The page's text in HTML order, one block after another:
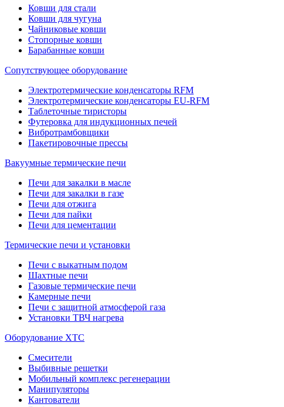
Ковши для стали
Ковши для чугуна
Чайниковые ковши
Стопорные ковши
Барабанные ковши
Сопутствующее оборудование
Электротермические конденсаторы RFM
Электротермические конденсаторы EU-RFM
Таблеточные тиристоры
Футеровка для индукционных печей
Вибротрамбовщики
Пакетировочные прессы
Вакуумные термические печи
Печи для закалки в масле
Печи для закалки в газе
Печи для отжига
Печи для пайки
Печи для цементации
Термические печи и установки
Печи с выкатным подом
Шахтные печи
Газовые термические печи
Камерные печи
Печи с защитной атмосферой газа
Установки ТВЧ нагрева
Оборудование ХТС
Смесители
Выбивные решетки
Мобильный комплекс регенерации
Манипуляторы
Кантователи